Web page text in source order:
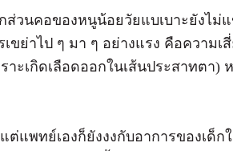
ส่วนคอของหนูน้อยวัยแบเบาะยังไม่
ย่าไป ๆ มา ๆ อย่างแรง คือความเสี่
ะเกิดเลือดออกในเส้นประสาทตา)
แพทย์เองก็ยังงงกับอาการของเด็